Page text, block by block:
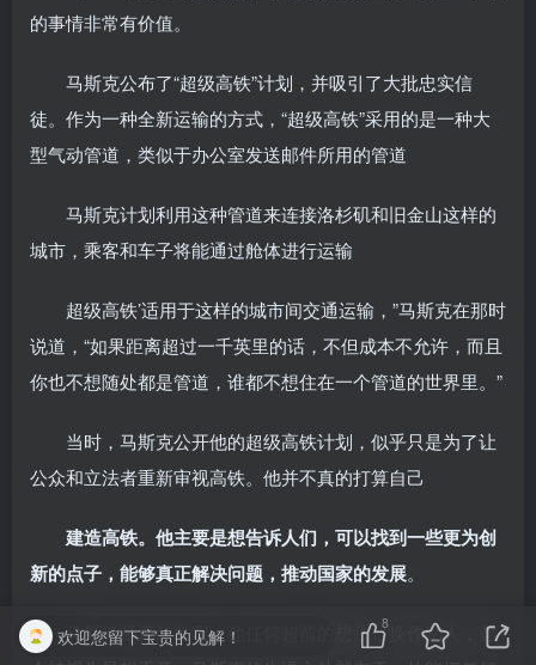
的事情非常有价值。
马斯克公布了“超级高铁”计划，并吸引了大批忠实信
徒。作为一种全新运输的方式，“超级高铁”采用的是一种大
型气动管道，类似于办公室发送邮件所用的管道
马斯克计划利用这种管道来连接洛杉矶和旧金山这样的
城市，乘客和车子将能通过舱体进行运输
超级高铁’适用于这样的城市间交通运输，”马斯克在那时
说道，“如果距离超过一千英里的话，不但成本不允许，而且
你也不想随处都是管道，谁都不想住在一个管道的世界里。”
当时，马斯克公开他的超级高铁计划，似乎只是为了让
公众和立法者重新审视高铁。他并不真的打算自己
建造高铁。他主要是想告诉人们，可以找到一些更为创
新的点子，能够真正解决问题，推动国家的发展。
马斯克是真的酷啊，他任何超前的想法，换作别人，都
欢迎您留下宝贵的见解！
8